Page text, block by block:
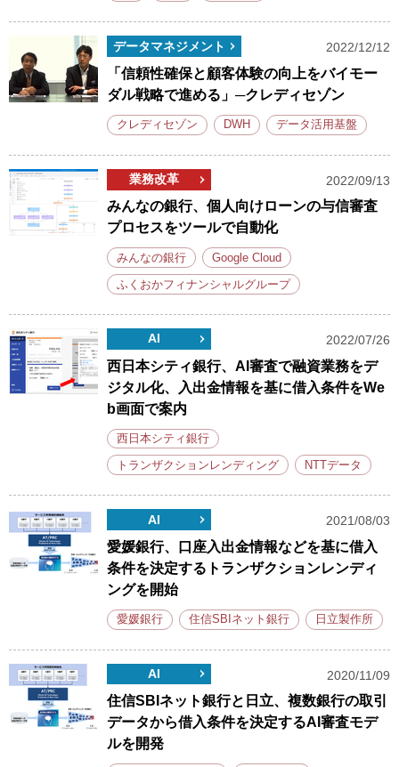
データマネジメント 2022/12/12
「信頼性確保と顧客体験の向上をバイモー
ダル戦略で進める」─クレディセゾン
クレディセゾン DWH データ活用基盤
業務改革 2022/09/13
みんなの銀行、個人向けローンの与信審査
プロセスをツールで自動化
みんなの銀行 Google Cloud
ふくおかフィナンシャルグループ
AI 2022/07/26
西日本シティ銀行、AI審査で融資業務をデ
ジタル化、入出金情報を基に借入条件をWe
b画面で案内
西日本シティ銀行
トランザクションレンディング NTTデータ
AI 2021/08/03
愛媛銀行、口座入出金情報などを基に借入
条件を決定するトランザクションレンディ
ングを開始
愛媛銀行 住信SBIネット銀行 日立製作所
AI 2020/11/09
住信SBIネット銀行と日立、複数銀行の取引
データから借入条件を決定するAI審査モデ
ルを開発